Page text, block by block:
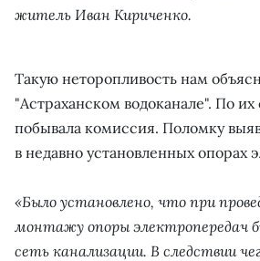
житель Иван Кириченко.
Такую неторопливость нам
"Астраханском водоканале". По
побывала комиссия. Поломку
в недавно установленных опорах
«Было установлено, что при
монтажу опоры электропередач
сеть канализации. В следствии